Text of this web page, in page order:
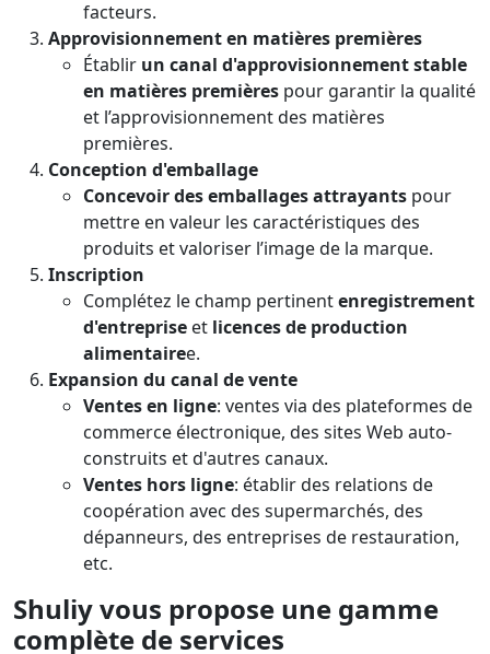
facteurs.
Approvisionnement en matières premières
Établir un canal d'approvisionnement stable
en matières premières pour garantir la qualité
et l’approvisionnement des matières
premières.
Conception d'emballage
Concevoir des emballages attrayants pour
mettre en valeur les caractéristiques des
produits et valoriser l’image de la marque.
Inscription
Complétez le champ pertinentenregistrement
d'entreprise et licences de production
alimentairee.
Expansion du canal de vente
Ventes en ligne: ventes via des plateformes de
commerce électronique, des sites Web auto-
construits et d'autres canaux.
Ventes hors ligne: établir des relations de
coopération avec des supermarchés, des
dépanneurs, des entreprises de restauration,
etc.
Shuliy vous propose une gamme
complète de services